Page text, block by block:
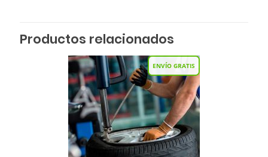
Productos relacionados
ENVÍO GRATIS